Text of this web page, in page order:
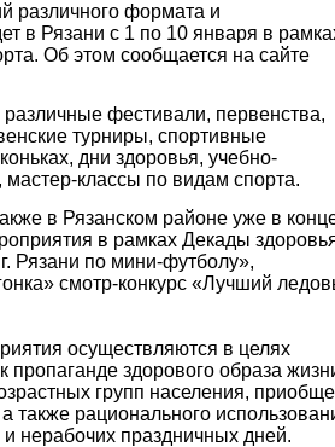
различного формата и
в Рязани с 1 по 10 января в
Об этом сообщается на сайте
различные фестивали, первенства,
турниры, спортивные
дни здоровья, учебно-
классы по видам спорта.
в Рязанском районе уже в
в рамках Декады
Рязани по мини-футболу»,
смотр-конкурс «Лучший
осуществляются в целях
здорового образа
групп населения,
также рационального
нерабочих праздничных дней.